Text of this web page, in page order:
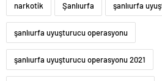
narkotik Şanlıurfa şanlıurfa
şanlıurfa uyuşturucu operasyonu
şanlıurfa uyuşturucu operasyonu 2021